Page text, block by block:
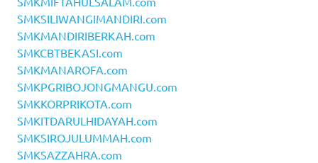
SMKSILIWANGIMANDIRI.com
SMKMANDIRIBERKAH.com
SMKCBTBEKASI.com
SMKMANAROFA.com
SMKPGRIBOJONGMANGU.com
SMKKORPRIKOTA.com
SMKITDARULHIDAYAH.com
SMKSIROJULUMMAH.com
SMKSAZZAHRA.com